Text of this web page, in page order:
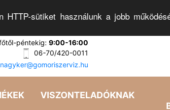
HTTP-sütiket használunk a jobb
péntekig: 9:00-16:00
06-70/420-0011
nagyker@gomoriszerviz.hu
VISZONTELADÓKNAK